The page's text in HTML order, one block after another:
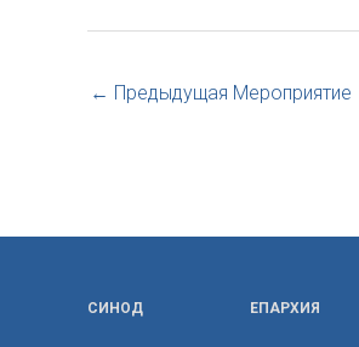
← Предыдущая Мероприятие
СИНОД ЕПАРХИЯ